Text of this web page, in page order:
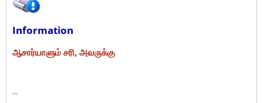
Information
ஆசார்யாளும் சரி, அவருக்கு
...